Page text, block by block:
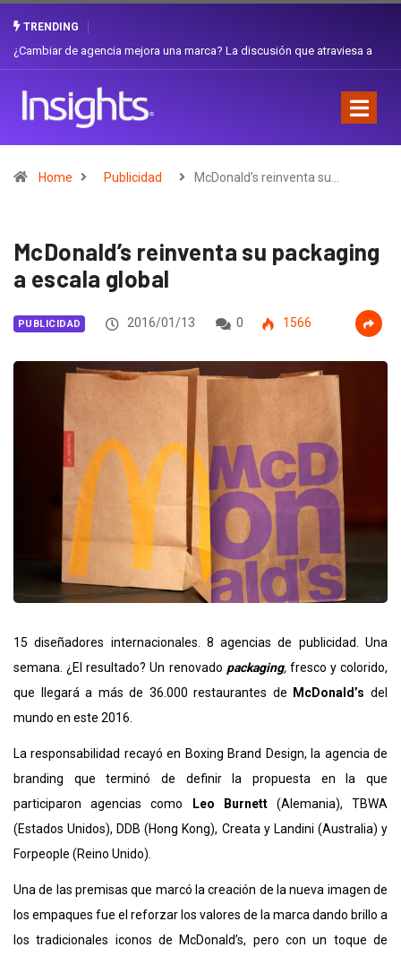
TRENDING
Gabriela Herrera y el arte de cambiarse el sombrero en Corporación
Home Publicidad McDonald’s reinventa su…
McDonald’s reinventa su packaging
a escala global
PUBLICIDAD 2016/01/13 0 1566
15 diseñadores internacionales. 8 agencias de publicidad. Una
semana. ¿El resultado? Un renovado packaging, fresco y colorido,
que llegará a más de 36.000 restaurantes de
McDonald’s del
mundo en este 2016.
La responsabilidad recayó en Boxing Brand Design, la agencia de
branding que terminó de definir la propuesta en la que
participaron agencias como
Leo Burnett(Alemania), TBWA
(Estados Unidos), DDB (Hong Kong), Creata y Landini (Australia) y
Forpeople (Reino Unido).
Una de las premisas que marcó la creación de la nueva imagen de
los empaques fue el reforzar los valores de la marca dando brillo a
los tradicionales iconos de McDonald’s, pero con un toque de